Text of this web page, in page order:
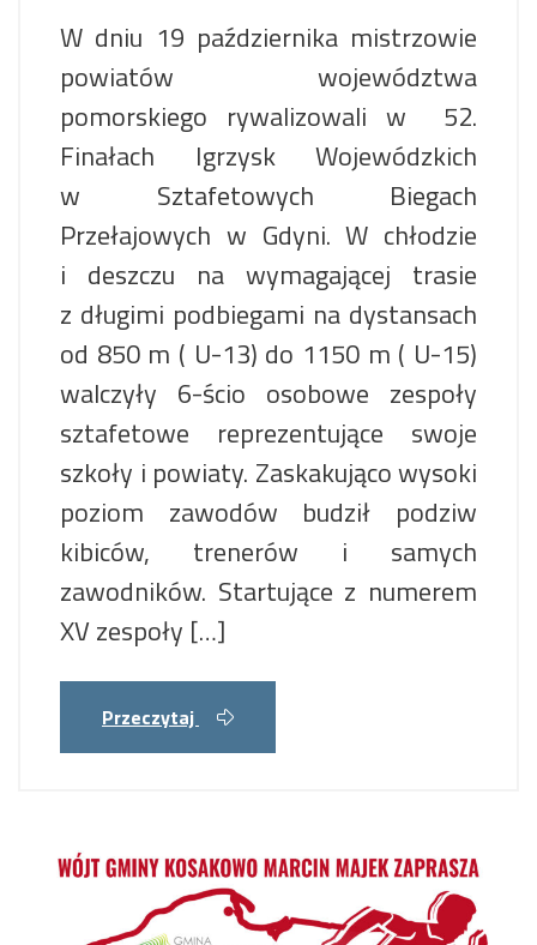
W dniu 19 października mistrzowie
powiatów województwa
pomorskiego rywalizowali w 52.
Finałach Igrzysk Wojewódzkich
w Sztafetowych Biegach
Przełajowych w Gdyni. W chłodzie
i deszczu na wymagającej trasie
z długimi podbiegami na dystansach
od 850 m ( U-13) do 1150 m ( U-15)
walczyły 6-ścio osobowe zespoły
sztafetowe reprezentujące swoje
szkoły i powiaty. Zaskakująco wysoki
poziom zawodów budził podziw
kibiców, trenerów i samych
zawodników. Startujące z numerem
XV zespoły […]
Przeczytaj